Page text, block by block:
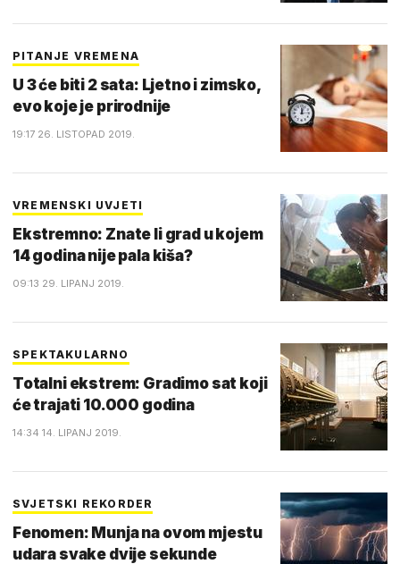
PITANJE VREMENA
U 3 će biti 2 sata: Ljetno i zimsko,
evo koje je prirodnije
19:17 26. LISTOPAD 2019.
VREMENSKI UVJETI
Ekstremno: Znate li grad u kojem
14 godina nije pala kiša?
09:13 29. LIPANJ 2019.
SPEKTAKULARNO
Totalni ekstrem: Gradimo sat koji
će trajati 10.000 godina
14:34 14. LIPANJ 2019.
SVJETSKI REKORDER
Fenomen: Munja na ovom mjestu
udara svake dvije sekunde